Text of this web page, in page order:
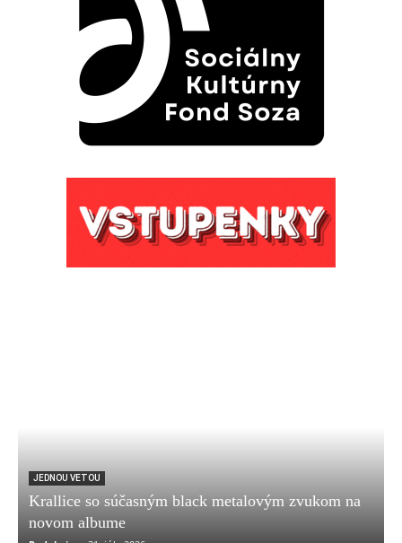
JEDNOU VETOU
Krallice so súčasným black metalovým zvukom na
novom albume